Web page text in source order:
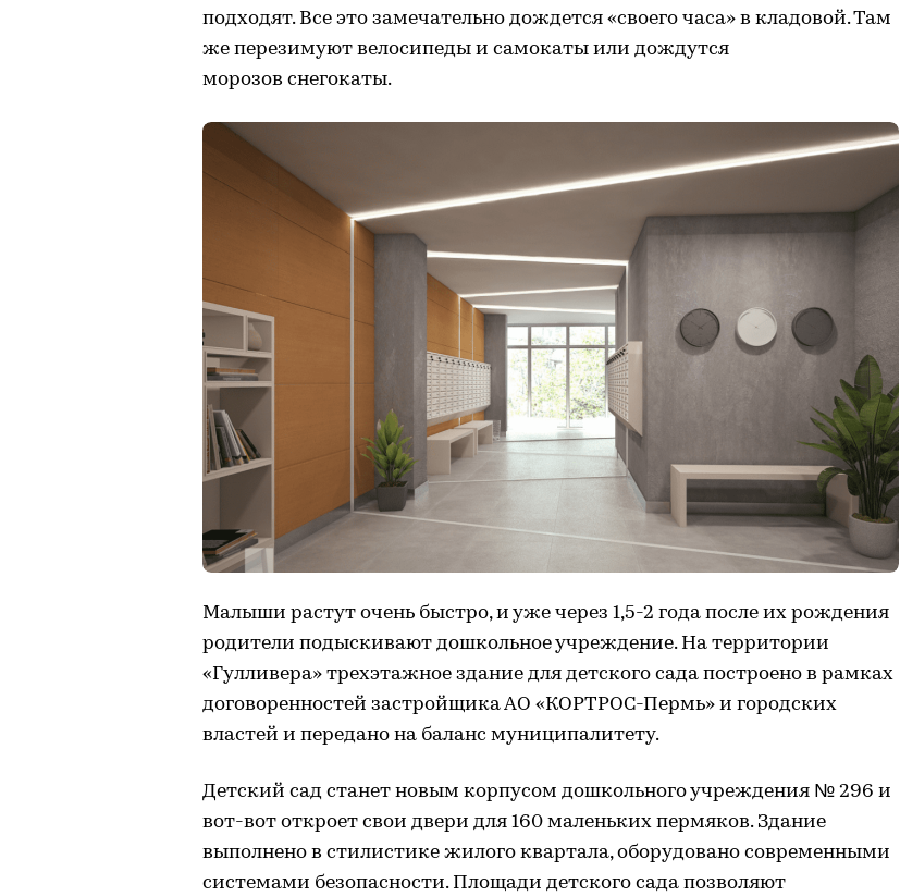
подходят. Все это замечательно дождется «своего часа» в кладовой. Там
же перезимуют велосипеды и самокаты или дождутся
морозов снегокаты.
Малыши растут очень быстро, и уже через 1,5-2 года после их рождения
родители подыскивают дошкольное учреждение. На территории
«Гулливера» трехэтажное здание для детского сада построено в рамках
договоренностей застройщика АО «КОРТРОС-Пермь» и городских
властей и передано на баланс муниципалитету.
Детский сад станет новым корпусом дошкольного учреждения № 296 и
вот-вот откроет свои двери для 160 маленьких пермяков. Здание
выполнено в стилистике жилого квартала, оборудовано современными
системами безопасности. Площади детского сада позволяют